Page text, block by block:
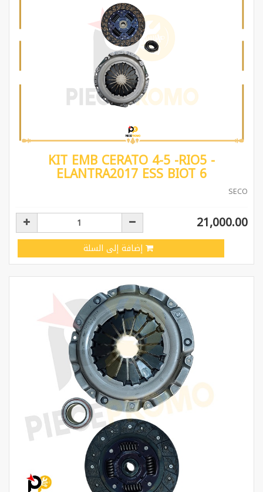
KIT EMB CERATO 4-5 -RIO5 -
ELANTRA2017 ESS BIOT 6
SECO
21,000.00
إضافة إلى السلة